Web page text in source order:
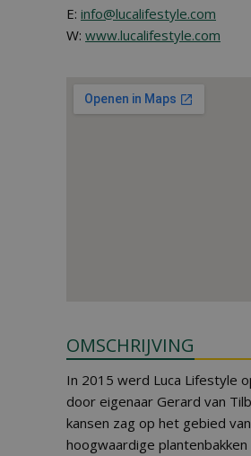
E: info@lucalifestyle.com
W: www.lucalifestyle.com
OMSCHRIJVING
In 2015 werd Luca Lifestyle
door eigenaar Gerard van
kansen zag op het gebied van
hoogwaardige